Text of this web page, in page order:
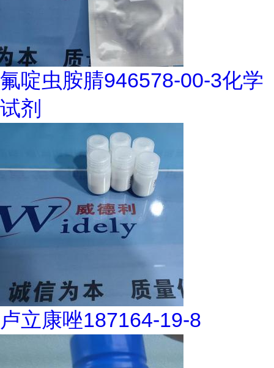
氟啶虫胺腈946578-00-3化学
试剂
卢立康唑187164-19-8